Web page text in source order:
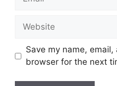
Website
Save my name,
browser for the next